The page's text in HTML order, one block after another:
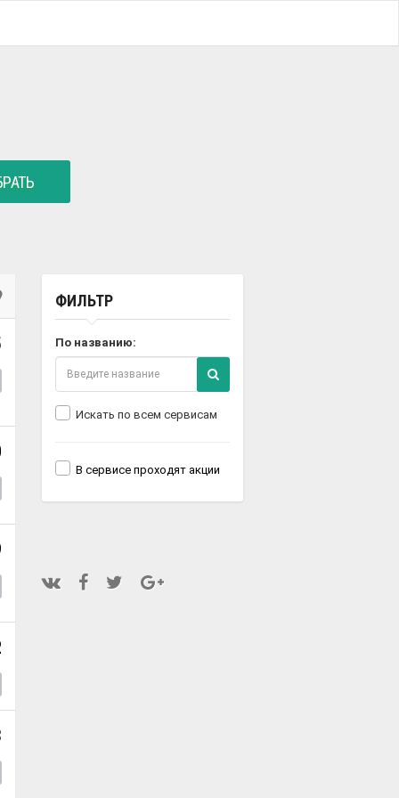
ФИЛЬТР
По названию:
Искать по всем сервисам
В сервисе проходят акции